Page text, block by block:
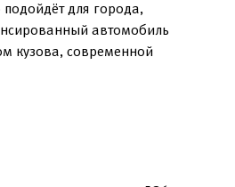
для города,
автомобиль
кузова, современной